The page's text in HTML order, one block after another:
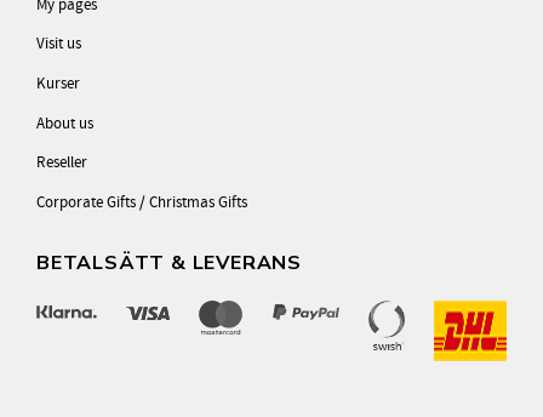
My pages
Visit us
Kurser
About us
Reseller
Corporate Gifts / Christmas Gifts
BETALSÄTT & LEVERANS